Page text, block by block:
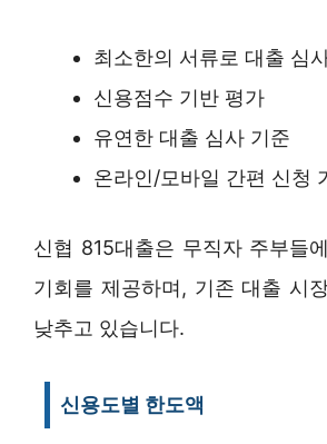
최소한의 서류로 대출 심
신용점수 기반 평가
유연한 대출 심사 기준
온라인/모바일 간편 신청
신협 815대출은 무직자 주부들
기회를 제공하며, 기존 대출 시
낮추고 있습니다.
신용도별 한도액